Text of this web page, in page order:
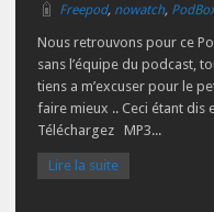
Freepod, nowatch,
Nous retrouvons pour ce
sans l’équipe du podcast,
tiens a m’excuser pour le
faire mieux .. Ceci étant dis
Téléchargez MP3...
Lire la suite